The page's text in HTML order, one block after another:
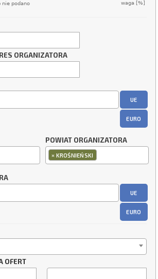
waga [%]
nie podano
ORGANIZATORA
UE
EURO
POWIAT ORGANIZATORA
× KROŚNIEŃSKI
UE
EURO
OFERT